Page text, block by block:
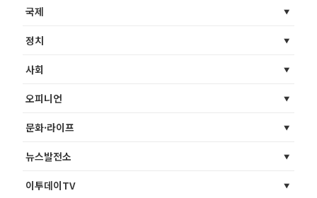
국제
정치
사회
오피니언
문화·라이프
뉴스발전소
이투데이TV